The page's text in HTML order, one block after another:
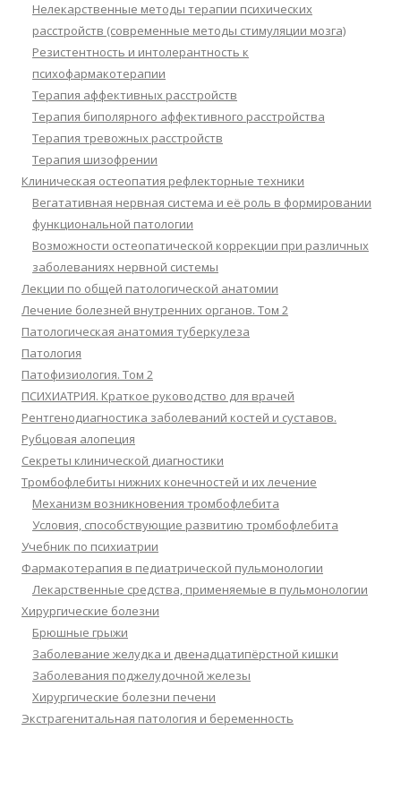
Нелекарственные методы терапии психических
расстройств (современные методы стимуляции мозга)
Резистентность и интолерантность к
психофармакотерапии
Терапия аффективных расстройств
Терапия биполярного аффективного расстройства
Терапия тревожных расстройств
Терапия шизофрении
Клиническая остеопатия рефлекторные техники
Вегатативная нервная система и её роль в формировании
функциональной патологии
Возможности остеопатической коррекции при различных
заболеваниях нервной системы
Лекции по общей патологической анатомии
Лечение болезней внутренних органов. Том 2
Патологическая анатомия туберкулеза
Патология
Патофизиология. Том 2
ПСИХИАТРИЯ. Краткое руководство для врачей
Рентгенодиагностика заболеваний костей и суставов.
Рубцовая алопеция
Секреты клинической диагностики
Тромбофлебиты нижних конечностей и их лечение
Механизм возникновения тромбофлебита
Условия, способствующие развитию тромбофлебита
Учебник по психиатрии
Фармакотерапия в педиатрической пульмонологии
Лекарственные средства, применяемые в пульмонологии
Хирургические болезни
Брюшные грыжи
Заболевание желудка и двенадцатипёрстной кишки
Заболевания поджелудочной железы
Хирургические болезни печени
Экстрагенитальная патология и беременность